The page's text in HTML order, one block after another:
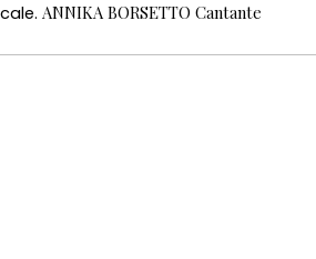
ANNIKA BORSETTO Cantante